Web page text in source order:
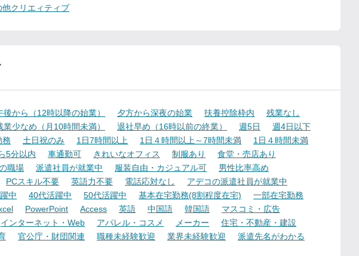
他クリエィティブ
後から（12時以降の始業） 夕方から深夜の始業 扶養控除枠内
残業なし
業少なめ（月10時間未満） 退社早め（16時以前の終業） 週5日
週4日以下
務 土日祝のみ 1日7時間以上 1日４時間以上～7時間未満
1日４時間未満
5分以内 車通勤可 きれいなオフィス 制服あり
食堂・売店あり
職場 派遣社員が就業中 服装自由・カジュアル可
男性比率高め
PCスキル不要 英語力不要 電話応対なし
アデコの派遣社員が就業中
中 40代活躍中 50代活躍中 基本在宅勤務(8割程度在宅)
一部在宅勤務
PowerPoint Access 英語 中国語 韓国語
マスコミ・広告
インターネット・Web アパレル・コスメ メーカー
住宅・不動産・建設
官公庁・財団関連 職種未経験歓迎 業界未経験歓迎
派遣先名がわかる